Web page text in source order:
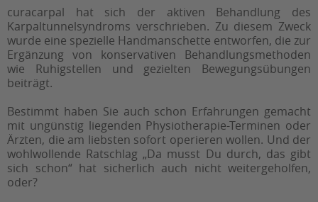
curacarpal hat sich der aktiven Behandlung des
Karpaltunnelsyndroms verschrieben. Zu diesem Zweck
wurde eine spezielle Handmanschette entworfen, die zur
Ergänzung von konservativen Behandlungsmethoden
wie Ruhigstellen und gezielten Bewegungsübungen
beiträgt.
Bestimmt haben Sie auch schon Erfahrungen gemacht
mit ungünstig liegenden Physiotherapie-Terminen oder
Ärzten, die am liebsten sofort operieren wollen. Und der
wohlwollende Ratschlag „Da musst Du durch, das gibt
sich schon“ hat sicherlich auch nicht weitergeholfen,
oder?